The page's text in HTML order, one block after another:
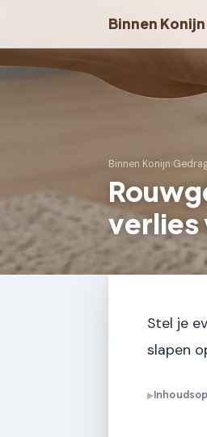
Binnen Konijn
Binnen Konijn›
verlies
Stel je
slapen
▶